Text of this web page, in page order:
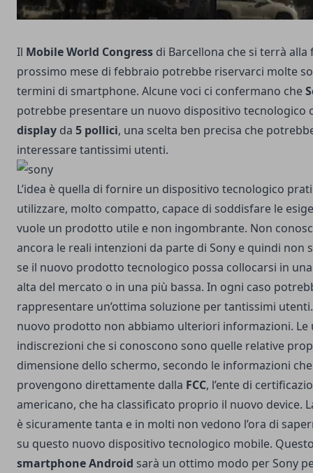
Il Mobile World Congress di Barcellona che si terrà alla
prossimo mese di febbraio potrebbe riservarci molte
termini di smartphone. Alcune voci ci confermano che
potrebbe presentare un nuovo dispositivo tecnologico
display da 5 pollici, una scelta ben precisa che
interessare tantissimi utenti.
L’idea è quella di fornire un dispositivo tecnologico
utilizzare, molto compatto, capace di soddisfare le
vuole un prodotto utile e non ingombrante. Non
ancora le reali intenzioni da parte di Sony e quindi non
se il nuovo prodotto tecnologico possa collocarsi in
alta del mercato o in una più bassa. In ogni caso
rappresentare un’ottima soluzione per tantissimi
nuovo prodotto non abbiamo ulteriori informazioni. Le
indiscrezioni che si conoscono sono quelle relative
dimensione dello schermo, secondo le informazioni che
provengono direttamente dalla FCC, l’ente di
americano, che ha classificato proprio il nuovo device.
è sicuramente tanta e in molti non vedono l’ora di
su questo nuovo dispositivo tecnologico mobile.
smartphone Android sarà un ottimo modo per Sony